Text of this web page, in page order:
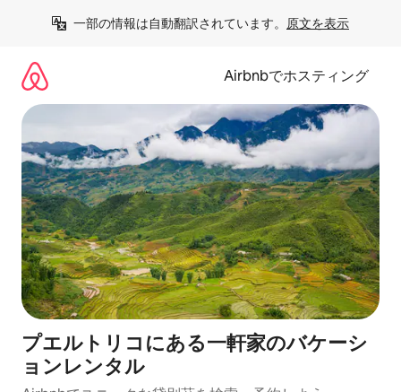
一部の情報は自動翻訳されています。 原文を表示
Airbnbでホスティング
プエルトリコにある一軒家のバケーシ
ョンレンタル